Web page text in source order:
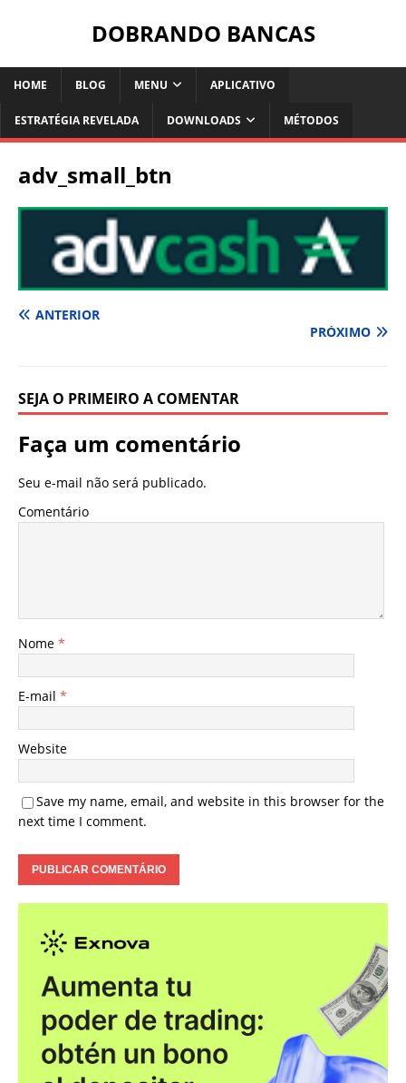
DOBRANDO BANCAS
HOME BLOG MENU APLICATIVO
ESTRATÉGIA REVELADA DOWNLOADS MÉTODOS
adv_small_btn
ANTERIOR
PRÓXIMO
SEJA O PRIMEIRO A COMENTAR
Faça um comentário
Seu e-mail não será publicado.
Comentário
Nome *
E-mail *
Website
Save my name, email, and website in this browser for the
next time I comment.